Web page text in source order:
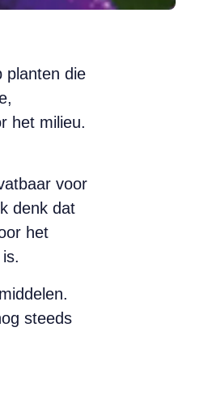
planten die
het milieu.
voor
denk dat
het
steeds